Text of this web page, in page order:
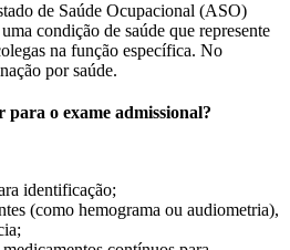
de Saúde Ocupacional (ASO)
condição de saúde que represente
na função específica. No
por saúde.
para o exame admissional?
identificação;
(como hemograma ou audiometria),